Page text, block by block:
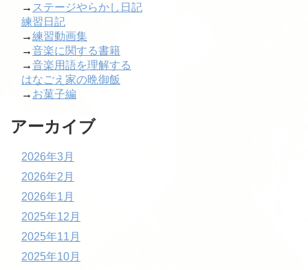
→ ステージやらかし日記
練習日記
→練習動画集
→音楽に関する書籍
→音楽用語を理解する
はなごえ家の晩御飯
→ お菓子編
アーカイブ
2026年3月
2026年2月
2026年1月
2025年12月
2025年11月
2025年10月